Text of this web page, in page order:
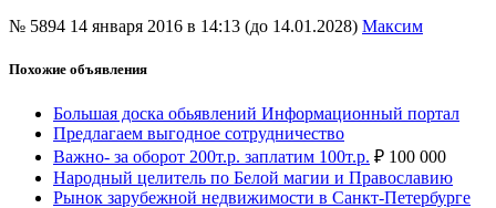
№ 5894 14 января 2016 в 14:13 (до 14.01.2028) Максим
Похожие объявления
Большая доска обьявлений Информационный портал
Предлагаем выгодное сотрудничество
Важно- за оборот 200т.р. заплатим 100т.р. ₽ 100 000
Народный целитель по Белой магии и Православию
Рынок зарубежной недвижимости в Санкт-Петербурге